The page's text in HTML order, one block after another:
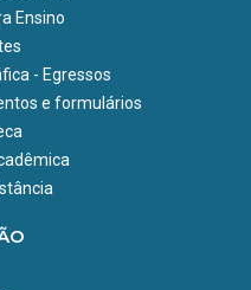
Ensino
- Egressos
e formulários